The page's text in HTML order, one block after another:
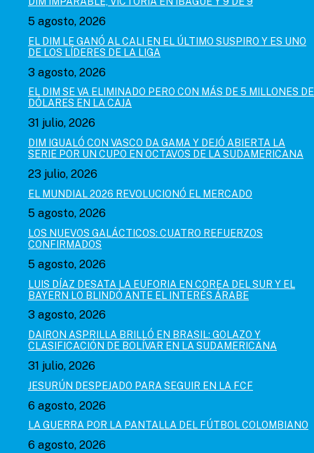
5 agosto, 2026
EL DIM LE GANÓ AL CALI EN EL ÚLTIMO SUSPIRO Y ES UNO
DE LOS LÍDERES DE LA LIGA
3 agosto, 2026
EL DIM SE VA ELIMINADO PERO CON MÁS DE 5 MILLONES DE
DÓLARES EN LA CAJA
31 julio, 2026
DIM IGUALÓ CON VASCO DA GAMA Y DEJÓ ABIERTA LA
SERIE POR UN CUPO EN OCTAVOS DE LA SUDAMERICANA
23 julio, 2026
EL MUNDIAL 2026 REVOLUCIONÓ EL MERCADO
5 agosto, 2026
LOS NUEVOS GALÁCTICOS: CUATRO REFUERZOS
CONFIRMADOS
5 agosto, 2026
LUIS DÍAZ DESATA LA EUFORIA EN COREA DEL SUR Y EL
BAYERN LO BLINDÓ ANTE EL INTERÉS ÁRABE
3 agosto, 2026
DAIRON ASPRILLA BRILLÓ EN BRASIL: GOLAZO Y
CLASIFICACIÓN DE BOLÍVAR EN LA SUDAMERICANA
31 julio, 2026
JESURÚN DESPEJADO PARA SEGUIR EN LA FCF
6 agosto, 2026
LA GUERRA POR LA PANTALLA DEL FÚTBOL COLOMBIANO
6 agosto, 2026